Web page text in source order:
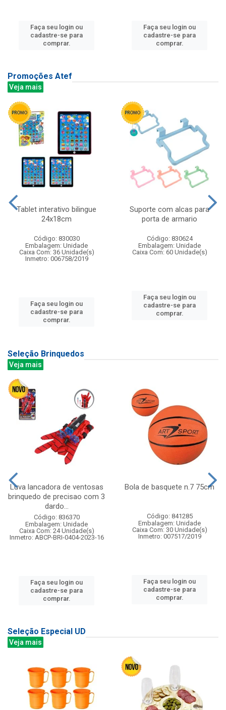
Faça seu login ou
cadastre-se para
comprar.
Faça seu login ou
cadastre-se para
comprar.
Promoções Atef
Veja mais
Tablet interativo bilingue
24x18cm
Código: 830030
Embalagem: Unidade
Caixa Com: 36 Unidade(s)
Inmetro: 006758/2019
Faça seu login ou
cadastre-se para
comprar.
Suporte com alcas para
porta de armario
Código: 830624
Embalagem: Unidade
Caixa Com: 60 Unidade(s)
Faça seu login ou
cadastre-se para
comprar.
Seleção Brinquedos
Veja mais
Luva lancadora de ventosas
brinquedo de precisao com 3
dardo...
Código: 836370
Embalagem: Unidade
Caixa Com: 24 Unidade(s)
Inmetro: ABCP-BRI-0404-2023-16
Faça seu login ou
cadastre-se para
comprar.
Bola de basquete n.7 75cm
Código: 841285
Embalagem: Unidade
Caixa Com: 30 Unidade(s)
Inmetro: 007517/2019
Faça seu login ou
cadastre-se para
comprar.
Seleção Especial UD
Veja mais